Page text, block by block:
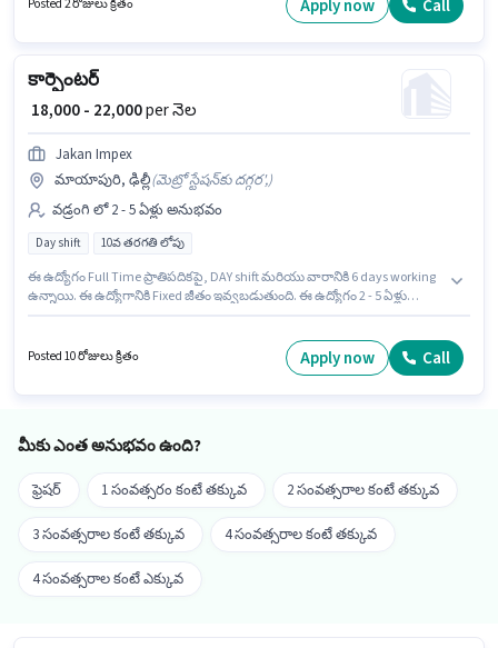
Posted 2 రోజులు క్రితం Apply now Call
కార్పెంటర్
₹ 18,000 - 22,000per నెల
Jakan Impex
మాయాపురి, ఢిల్లీ(మెట్రో స్టేషన్‌కు దగ్గర',)
వడ్రంగి లో 2 - 5 ఏళ్లు అనుభవం
Day shift 10వ తరగతి లోపు
ఈ ఉద్యోగం Full Time ప్రాతిపదికపై, DAY shift మరియు వారానికి 6 days working
ఉన్నాయి. ఈ ఉద్యోగానికి Fixed జీతం ఇవ్వబడుతుంది. ఈ ఉద్యోగం 2 - 5 ఏళ్లు
ఉద్యోగానికి అప్లై చేసుకోవచ్చు. ఈ ఉద్యోగం మాయాపురి, ఢిల్లీ లో ఉంది. Jakan
Posted 10 రోజులు క్రితం Apply now Call
మీకు ఎంత అనుభవం ఉంది?
ఫ్రెషర్ 1 సంవత్సరం కంటే తక్కువ 2 సంవత్సరాల కంటే తక్కువ
3 సంవత్సరాల కంటే తక్కువ 4 సంవత్సరాల కంటే తక్కువ
4 సంవత్సరాల కంటే ఎక్కువ